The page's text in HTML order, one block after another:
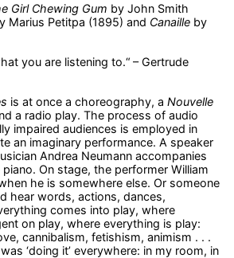
Girl Chewing Gum by John Smith
Marius Petitpa (1895) and Canaille by
you are listening to.“ – Gertrude
is at once a choreography, a Nouvelle
a radio play. The process of audio
impaired audiences is employed in
an imaginary performance. A speaker
Andrea Neumann accompanies
On stage, the performer William
he is somewhere else. Or someone
hear words, actions, dances,
comes into play, where
on play, where everything is play:
cannibalism, fetishism, animism . . .
‘doing it’ everywhere: in my room, in